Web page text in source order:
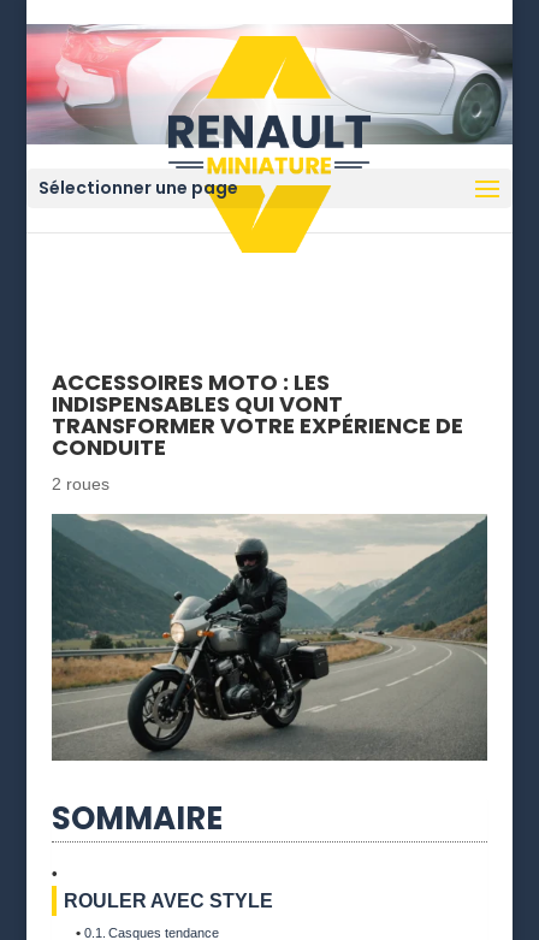
Sélectionner une page
ACCESSOIRES MOTO : LES
INDISPENSABLES QUI VONT
TRANSFORMER VOTRE EXPÉRIENCE DE
CONDUITE
2 roues
SOMMAIRE
ROULER AVEC STYLE
Casques tendance